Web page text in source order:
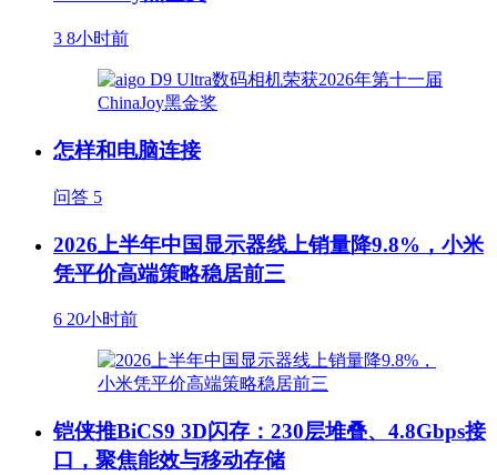
3 8小时前
怎样和电脑连接
问答 5
2026上半年中国显示器线上销量降9.8%，小米
凭平价高端策略稳居前三
6 20小时前
铠侠推BiCS9 3D闪存：230层堆叠、4.8Gbps接
口，聚焦能效与移动存储